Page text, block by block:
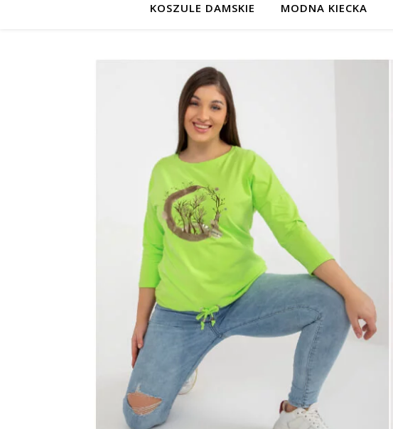
KOSZULE DAMSKIE MODNA KIECKA